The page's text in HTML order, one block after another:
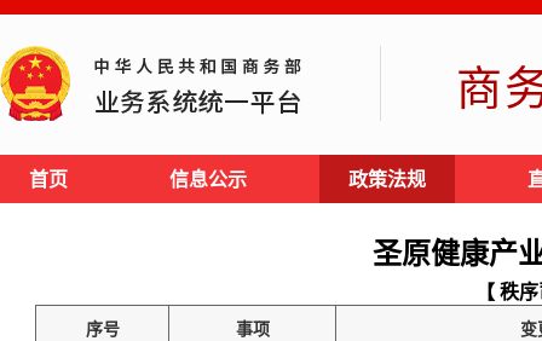
商
首页 信息公示 政策法规
圣原健康产
【 秩
序号 事项 变